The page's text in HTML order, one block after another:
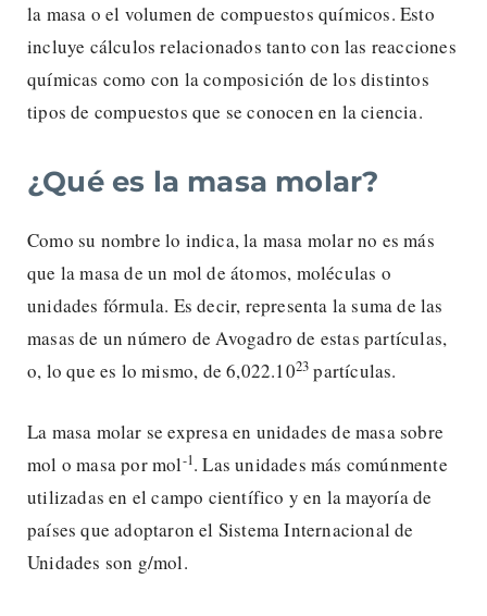
la masa o el volumen de compuestos químicos. Esto
incluye cálculos relacionados tanto con las reacciones
químicas como con la composición de los distintos
tipos de compuestos que se conocen en la ciencia.
¿Qué es la masa molar?
Como su nombre lo indica, la masa molar no es más
que la masa de un mol de átomos, moléculas o
unidades fórmula. Es decir, representa la suma de las
masas de un número de Avogadro de estas partículas,
o, lo que es lo mismo, de 6,022.1023 partículas.
La masa molar se expresa en unidades de masa sobre
mol o masa por mol-1. Las unidades más comúnmente
utilizadas en el campo científico y en la mayoría de
países que adoptaron el Sistema Internacional de
Unidades son g/mol.